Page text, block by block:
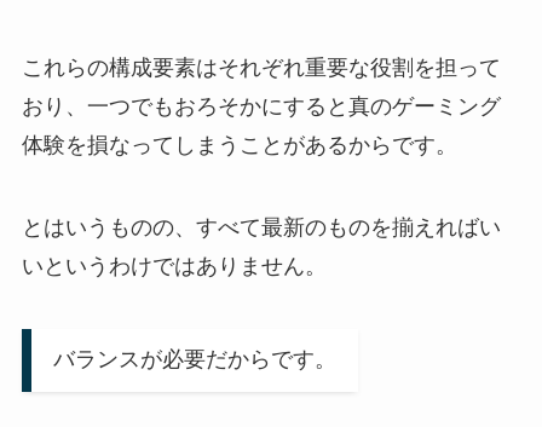
これらの構成要素はそれぞれ重要な役割を担って
おり、一つでもおろそかにすると真のゲーミング
体験を損なってしまうことがあるからです。
とはいうものの、すべて最新のものを揃えればい
いというわけではありません。
バランスが必要だからです。